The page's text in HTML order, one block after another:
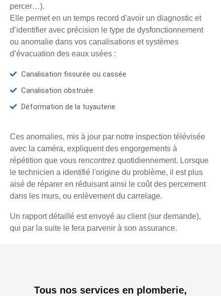
percer…).
Elle permet en un temps record d'avoir un diagnostic et
d’identifier avec précision le type de dysfonctionnement
ou anomalie dans vos canalisations et systèmes
d’évacuation des eaux usées :
Canalisation fissurée ou cassée
Canalisation obstruée
Déformation de la tuyauterie
Ces anomalies, mis à jour par notre inspection télévisée
avec la caméra, expliquent des engorgements à
répétition que vous rencontrez quotidiennement. Lorsque
le technicien a identifié l'origine du problème, il est plus
aisé de réparer en réduisant ainsi le coût des percement
dans les murs, ou enlèvement du carrelage.
Un rapport détaillé est envoyé au client (sur demande),
qui par la suite le fera parvenir à son assurance.
Tous nos services en plomberie,